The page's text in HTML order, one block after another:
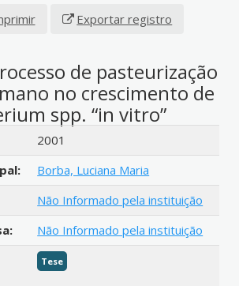
Exportar registro
de pasteurização
no crescimento de
spp. “in vitro”
2001
Borba, Luciana Maria
Não Informado pela instituição
Não Informado pela instituição
Tese